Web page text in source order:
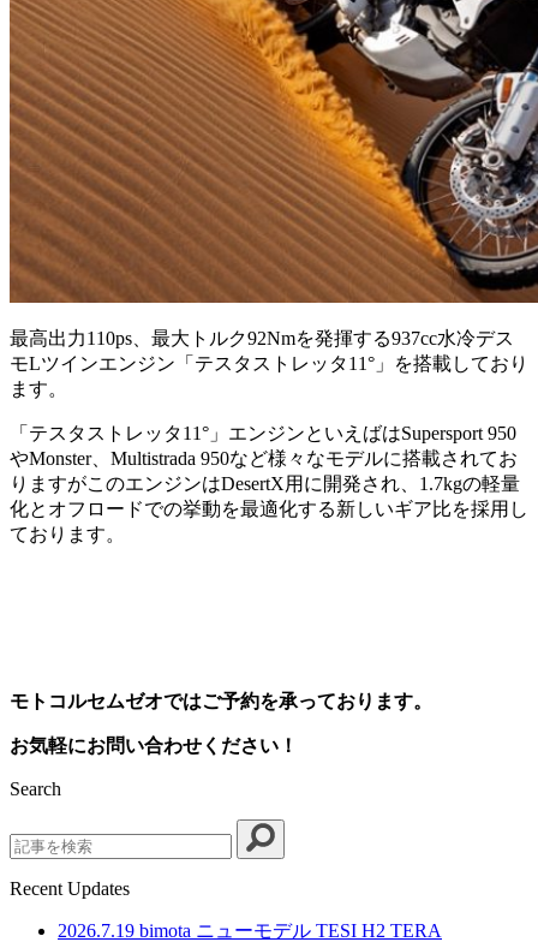
最高出力110ps、最大トルク92Nmを発揮する937cc水冷デス
モLツインエンジン「テスタストレッタ11°」を搭載しており
ます。
「テスタストレッタ11°」エンジンといえばはSupersport 950
やMonster、Multistrada 950など様々なモデルに搭載されてお
りますがこのエンジンはDesertX用に開発され、1.7kgの軽量
化とオフロードでの挙動を最適化する新しいギア比を採用し
ております。
モトコルセムゼオではご予約を承っております。
お気軽にお問い合わせください！
Search
Recent Updates
2026.7.19 bimota ニューモデル TESI H2 TERA